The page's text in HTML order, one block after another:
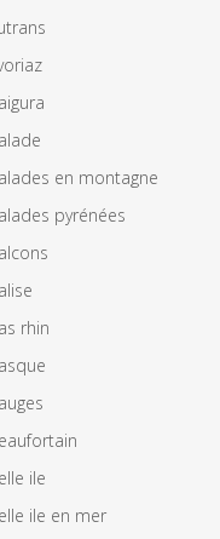
en montagne
pyrénées
rhin
ile
ile en mer